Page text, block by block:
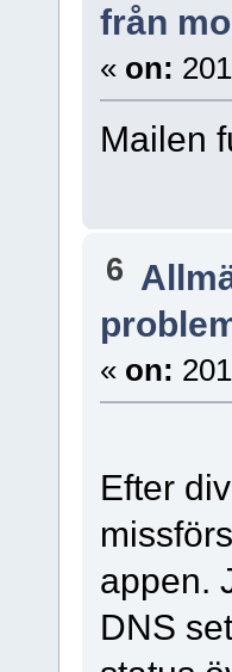
från
« on:
Mailen
6
« on:
Efter
appen.
DNS